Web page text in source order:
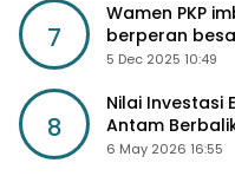
7
Wamen PKP
berperan
5 Dec 2025 10:49
8
Nilai Investasi
Antam
6 May 2026 16:55